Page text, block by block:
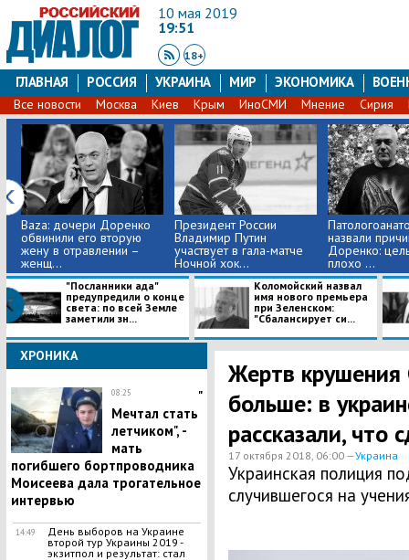
10 мая 2019
19:51
18+
ГЛАВНАЯ РОССИЯ УКРАИНА МИР ЭКОНОМИКА
Все новости Москва Киев Крым ИноСМИ Мнение Сирия
Baza: дочери Доренко
обвинили его вторую
жену в отравлении –
женщ...
Президент России
Владимир Путин
участвует в гала-матче
Ночной хок...
назвали
Доренко:
плохо ...
"Посланники ада"
предупредили о конце
света: по всей Земле
заметили зн...
Коломойский назвал
имя нового премьера
при Зеленском:
"Сбалансирует си...
ХРОНИКА
08:25
"
Мечтал стать
летчиком", -
мать
погибшего бортпроводника
Моисеева дала трогательное
интервью
14:49
День выборов на Украине
второй тур Украины 2019 -
экзитпол и результат: стал
Жертв крушения
больше: в
рассказали, что
17 октября 2018, 06:00 —Украина
Украинская полиция
случившегося на